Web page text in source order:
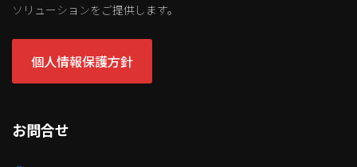
ソリューションをご提供します。
個人情報保護方針
お問合せ